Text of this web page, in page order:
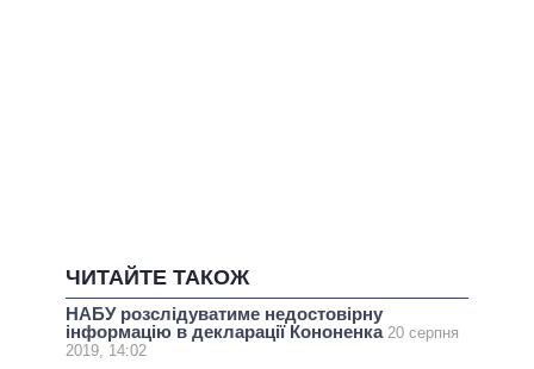
ЧИТАЙТЕ ТАКОЖ
НАБУ розслідуватиме недостовірну
інформацію в декларації Кононенка 20 серпня
2019, 14:02